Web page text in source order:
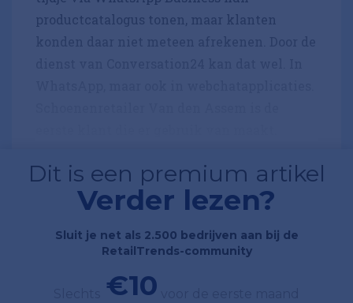
productcatalogus tonen, maar klanten
Dit is een premium artikel
Verder lezen?
Sluit je net als 2.500 bedrijven aan bij de
RetailTrends-community
€10